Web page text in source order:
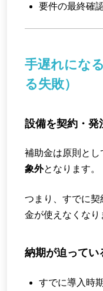
要件の最終確
手遅れにな
る失敗）
設備を契約・発
補助金は原則とし
象外となります。
つまり、すでに
金が使えなくなり
納期が迫ってい
すでに導入時